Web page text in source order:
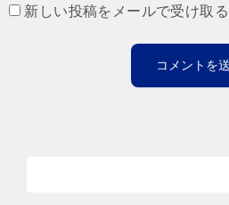
新しい投稿をメールで受け取る